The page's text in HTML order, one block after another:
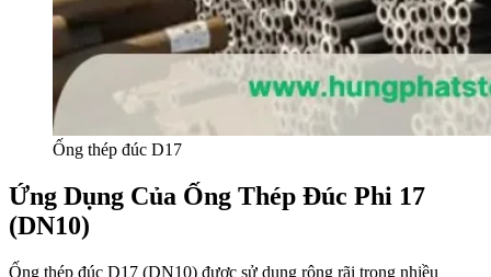
Ống thép đúc D17
Ứng Dụng Của Ống Thép Đúc Phi 17
(DN10)
Ống thép đúc D17 (DN10) được sử dụng rộng rãi trong nhiều